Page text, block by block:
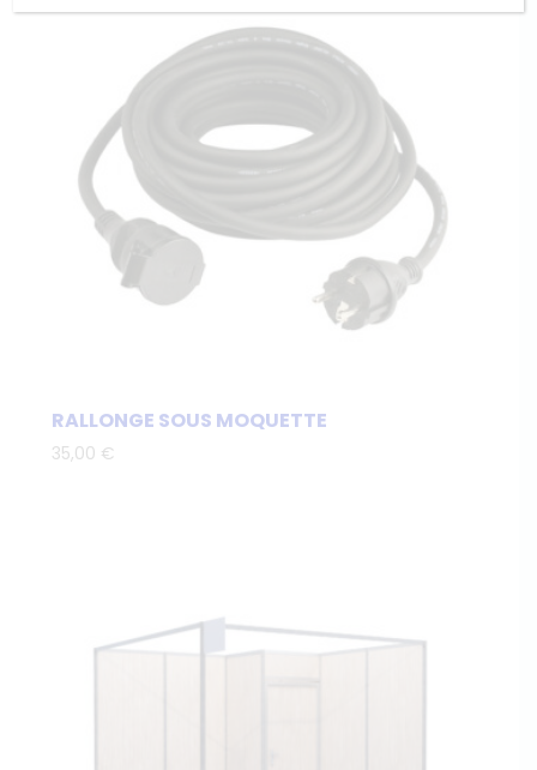
RALLONGE SOUS MOQUETTE
35,00 €